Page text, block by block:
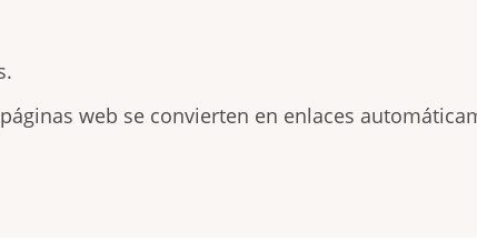
web se convierten en enlaces